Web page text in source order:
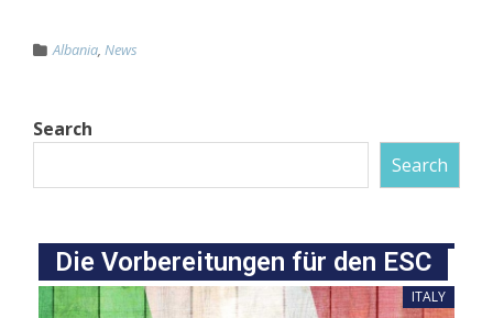
Albania, News
Search
Search
Die Vorbereitungen für den ESC
ITALY